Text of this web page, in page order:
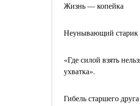
Жизнь — копейка
Неунывающий старик
«Где силой взять
ухватка».
Гибель старшего друга